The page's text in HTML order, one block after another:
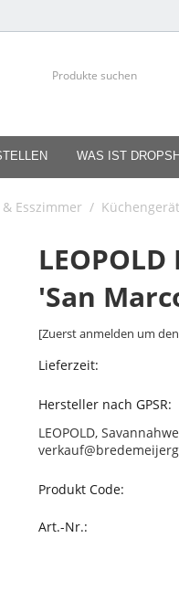
WAS IST
Esszimmer /
'San
[Zuerst anmelden um
Lieferzeit:
Hersteller nach GPSR:
LEOPOLD,
Produkt Code:
Art.-Nr.: